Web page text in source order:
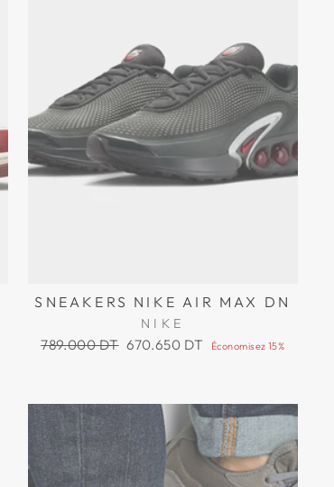
SNEAKERS NIKE AIR MAX DN
NIKE
Prix
789.000 DT Prix
670.650 DT Économisez 15%